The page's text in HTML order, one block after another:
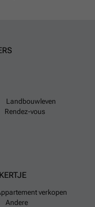
Landbouwleven
Rendez-vous
verkopen
Andere